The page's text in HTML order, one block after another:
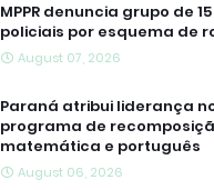
MPPR denuncia grupo de
policiais por esquema de
August 07, 2026
Paraná atribui liderança
programa de
matemática e português
August 06, 2026